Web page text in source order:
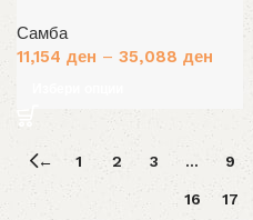
Самба
11,154 ден – 35,088 ден
← 1 2 3 … 9
16 17